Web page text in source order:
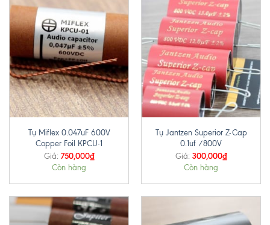
Tụ Miflex 0.047uF 600V
Copper Foil KPCU-1
Giá: 750,000₫
Còn hàng
Tụ Jantzen Superior Z-Cap
0.1uf /800V
Giá: 300,000₫
Còn hàng